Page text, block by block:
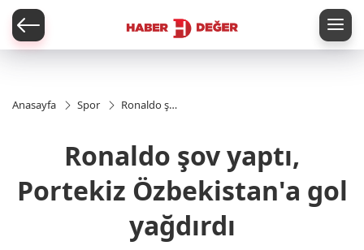
Anasayfa Spor
Ronaldo şov
Özbekistan'a
gol yağdırdı
Ronaldo şov yaptı,
Portekiz Özbekistan'a gol
yağdırdı